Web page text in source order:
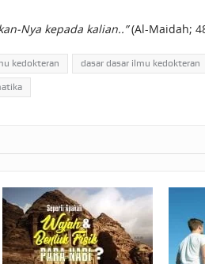
Nya kepada kalian..”(Al-Maidah;
kedokteran dasar dasar ilmu kedokteran